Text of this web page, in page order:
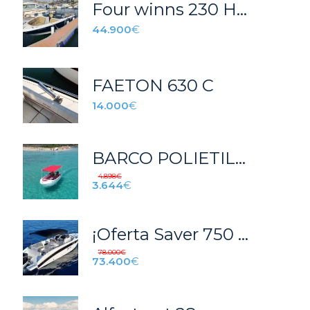
Four winns 230 Horizon
44.900€
FAETON 630 C
14.000€
BARCO POLIETILENO PHDE
4.898€
3.644€
¡Oferta Saver 750 wa!
78.000€
73.400€